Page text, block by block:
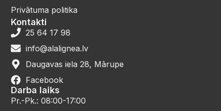
Privātuma politika
Kontakti
25 64 17 98
info@alalignea.lv
Daugavas iela 28, Mārupe
Facebook
Darba laiks
Pr.-Pk.: 08:00-17:00